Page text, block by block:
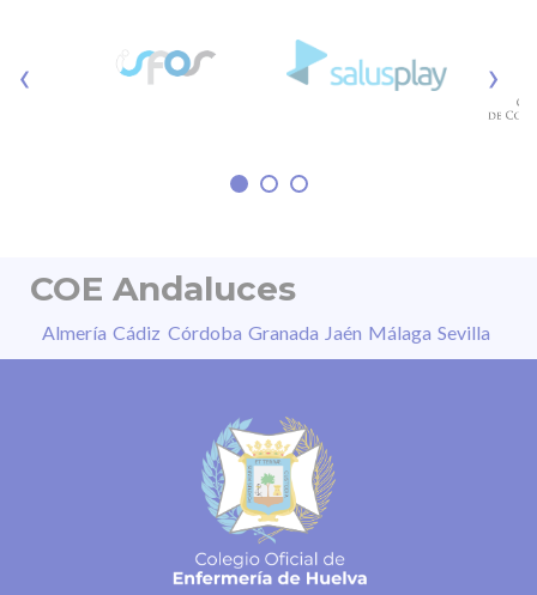
encaminadas a la lucha contra un hábito
pernicioso como es el tabaquismo, una
‹ ›
COE Andaluces
Almería Cádiz Córdoba Granada Jaén Málaga Sevilla